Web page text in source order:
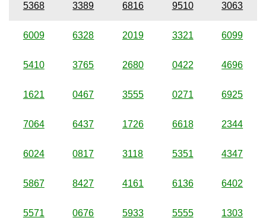
5368 3389 6816 9510 3063
6009 6328 2019 3321 6099
5410 3765 2680 0422 4696
1621 0467 3555 0271 6925
7064 6437 1726 6618 2344
6024 0817 3118 5351 4347
5867 8427 4161 6136 6402
5571 0676 5933 5555 1303